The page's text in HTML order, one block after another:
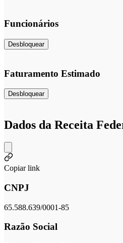
Funcionários
Desbloquear
Faturamento Estimado
Desbloquear
Dados da Receita
Copiar link
CNPJ
65.588.639/0001-85
Razão Social